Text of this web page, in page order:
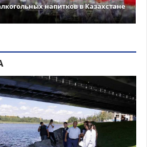
напитков в Казахстане